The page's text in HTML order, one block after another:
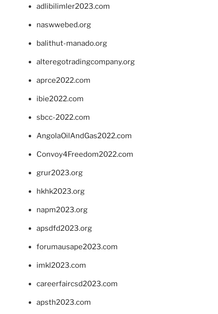
adlibilimler2023.com
naswwebed.org
balithut-manado.org
alteregotradingcompany.org
aprce2022.com
ibie2022.com
sbcc-2022.com
AngolaOilAndGas2022.com
Convoy4Freedom2022.com
grur2023.org
hkhk2023.org
napm2023.org
apsdfd2023.org
forumausape2023.com
imkl2023.com
careerfaircsd2023.com
apsth2023.com